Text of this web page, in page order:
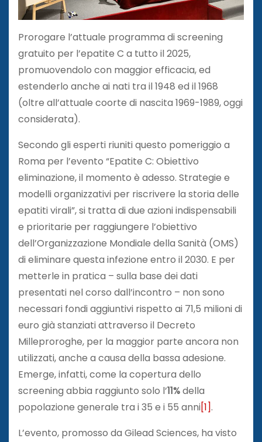
Prorogare l’attuale programma di screening
gratuito per l’epatite C a tutto il 2025,
promuovendolo con maggior efficacia, ed
estenderlo anche ai nati tra il 1948 ed il 1968
(oltre all’attuale coorte di nascita 1969-1989, oggi
considerata).
Secondo gli esperti riuniti questo pomeriggio a
Roma per l’evento “Epatite C: Obiettivo
eliminazione, il momento è adesso. Strategie e
modelli organizzativi per riscrivere la storia delle
epatiti virali”, si tratta di due azioni indispensabili
e prioritarie per raggiungere l’obiettivo
dell’Organizzazione Mondiale della Sanità (OMS)
di eliminare questa infezione entro il 2030. E per
metterle in pratica – sulla base dei dati
presentati nel corso dall’incontro – non sono
necessari fondi aggiuntivi rispetto ai 71,5 milioni di
euro già stanziati attraverso il Decreto
Milleproroghe, per la maggior parte ancora non
utilizzati, anche a causa della bassa adesione.
Emerge, infatti, come la copertura dello
screening abbia raggiunto solo l’11%della
popolazione generale tra i 35 e i 55 anni[1].
L’evento, promosso da Gilead Sciences, ha visto